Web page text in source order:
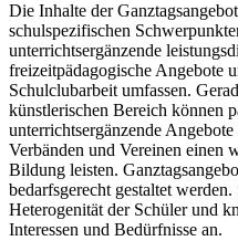
Die Inhalte der
schulspezifischen
unterrichtsergänzende
freizeitpädagogische Angebote
Schulclubarbeit umfassen.
künstlerischen Bereich können
unterrichtsergänzende
Verbänden und Vereinen einen
Bildung leisten.
bedarfsgerecht gestaltet
Heterogenität der Schüler und
Interessen und Bedürfnisse an.